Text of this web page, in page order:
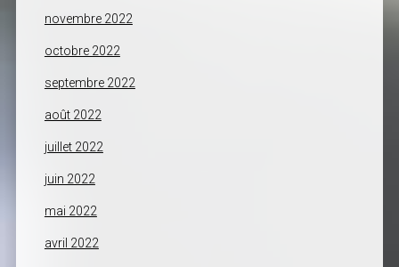
novembre 2022
octobre 2022
septembre 2022
août 2022
juillet 2022
juin 2022
mai 2022
avril 2022